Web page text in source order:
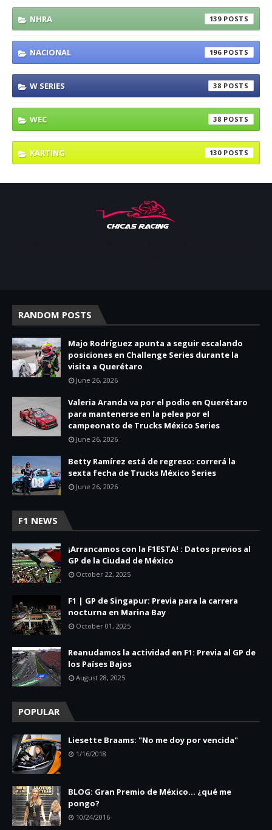
NHRA 139
NACIONAL 196
W SERIES 38
WEC 38
KARTING 130
RANDOM POSTS
Majo Rodríguez apunta a seguir escalando
posiciones en Challenge Series durante la
visita a Querétaro
June 26, 2026
Valeria Aranda va por el podio en Querétaro
para mantenerse en la pelea por el
campeonato de Trucks México Series
June 26, 2026
Betty Ramírez está de regreso: correrá la
sexta fecha de Trucks México Series
June 26, 2026
F1 NEWS
¡Arrancamos con la F1ESTA! : Datos previos al
GP de la Ciudad de México
October 22, 2025
F1 | GP de Singapur: Previa para la carrera
nocturna en Marina Bay
October 01, 2025
Reanudamos la actividad en F1: Previa al GP de
los Países Bajos
August 28, 2025
POPULAR
Liesette Braams: "No me doy por vencida"
1/16/2018
BLOG: Gran Premio de México... ¿qué me
pongo?
10/24/2016